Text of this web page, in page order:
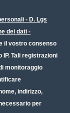
- D. Lgs
dei dati -
il vostro consenso
Tali registrazioni
monitoraggio
indirizzo,
per